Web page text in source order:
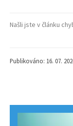
Našli jste v článku
Publikováno: 16. 07.